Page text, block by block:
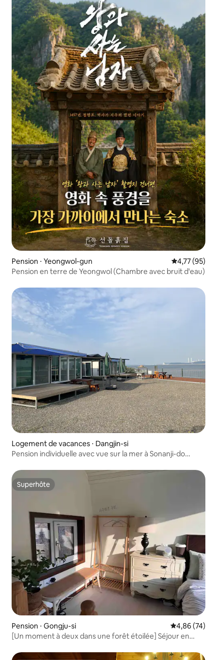
Pension ⋅ Yeongwol-gun Évaluation
4,77 (95)
Pension en terre de Yeongwol (Chambre avec bruit d'eau)
Logement de vacances ⋅ Dangjin-si
Pension individuelle avec vue sur la mer à Sonanji-do
Superhôte
Superhôte
Pension ⋅ Gongju-si Évaluation
4,86 (74)
[Un moment à deux dans une forêt étoilée] Séjour en
forêt